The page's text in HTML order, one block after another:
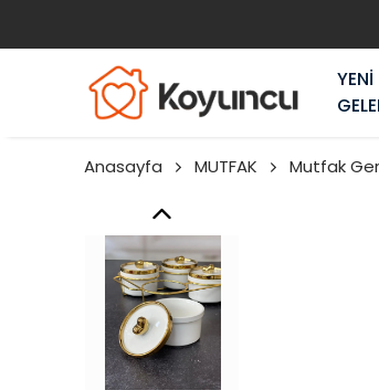
YENİ
Anasayfa MUTFAK Mutfak